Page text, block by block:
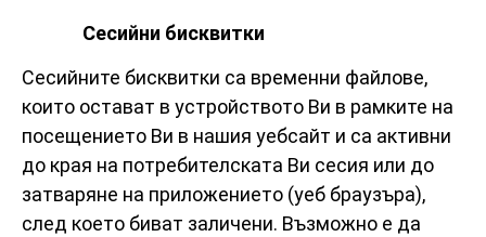
Сесийни бисквитки
Сесийните бисквитки са временни файлове,
които остават в устройството Ви в рамките на
посещението Ви в нашия уебсайт и са активни
до края на потребителската Ви сесия или до
затваряне на приложението (уеб браузъра),
след което биват заличени. Възможно е да